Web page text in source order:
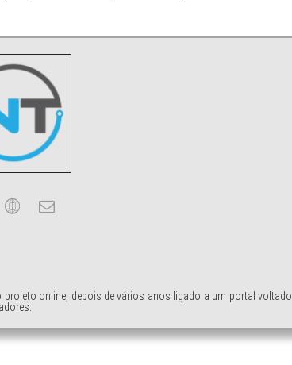
online, depois de vários anos ligado a um portal voltado